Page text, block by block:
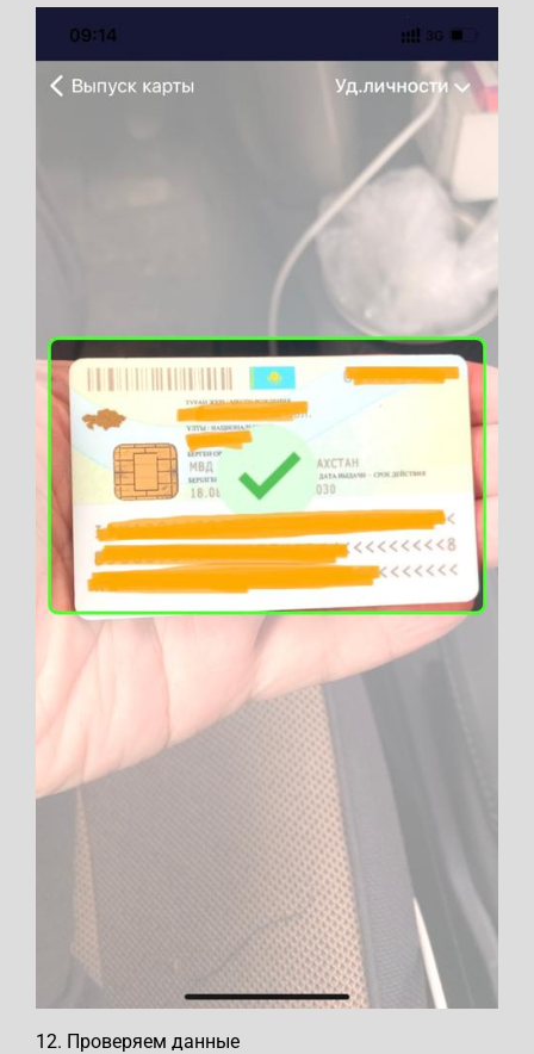
12. Проверяем данные